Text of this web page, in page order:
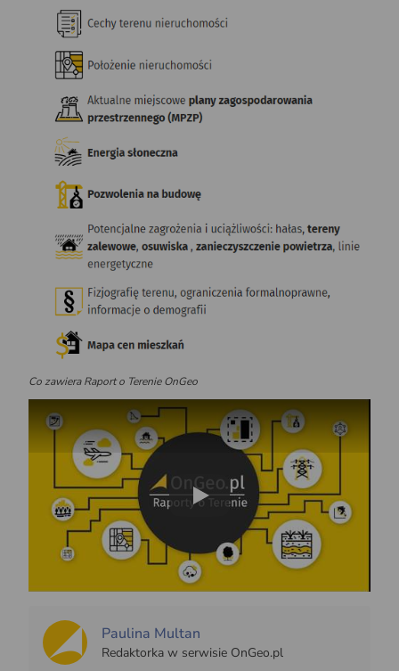
Co zawiera Raport o Terenie OnGeo
Play
Paulina Multan
Redaktorka w serwisie OnGeo.pl